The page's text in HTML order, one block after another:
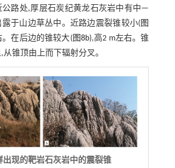
公路处,厚层石炭纪黄龙石灰岩中有中—
于山边草丛中。近路边震裂锥较小(图
。在后边的锥较大(图8b),高2 m左右。锥
锥顶由上而下辐射分叉。
出现的靶岩石灰岩中的震裂锥